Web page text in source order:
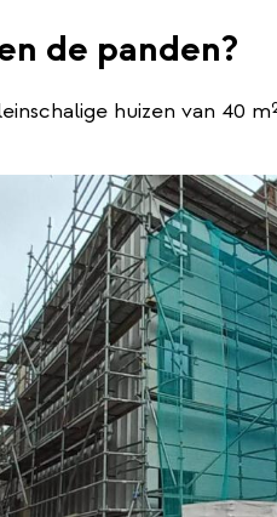
de panden?
huizen van 40